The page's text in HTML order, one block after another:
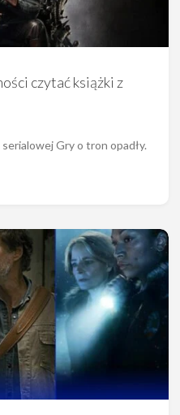
czytać książki z
Gry o tron opadły.